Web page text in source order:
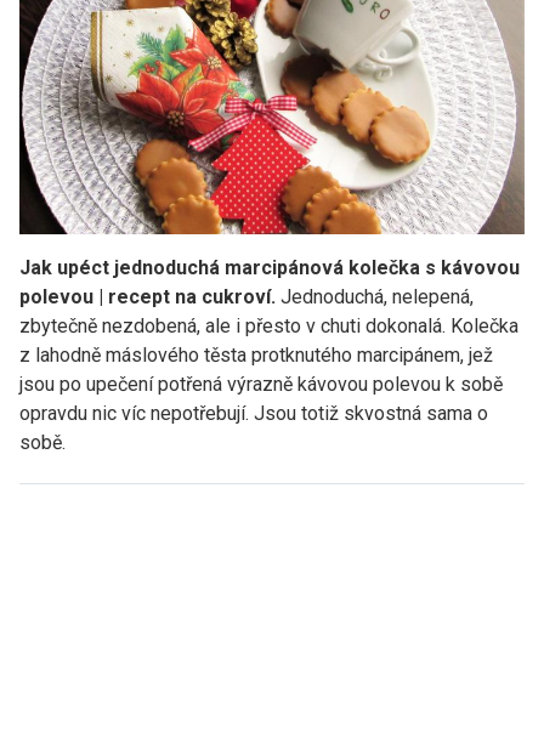
Jak upéct jednoduchá marcipánová kolečka s kávovou
polevou | recept na cukroví. Jednoduchá, nelepená,
zbytečně nezdobená, ale i přesto v chuti dokonalá. Kolečka
z lahodně máslového těsta protknutého marcipánem, jež
jsou po upečení potřená výrazně kávovou polevou k sobě
opravdu nic víc nepotřebují. Jsou totiž skvostná sama o
sobě.